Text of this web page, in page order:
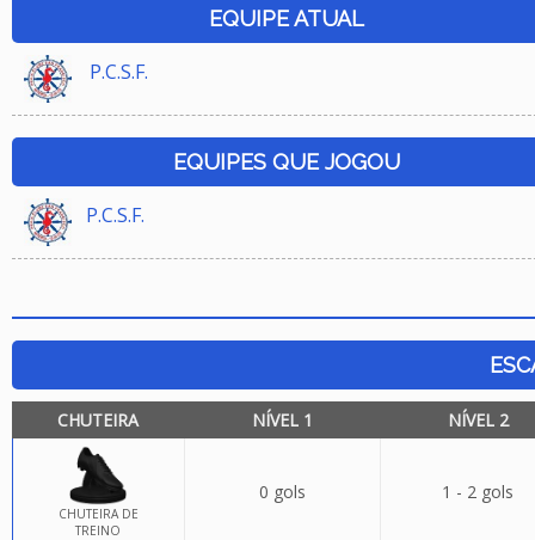
EQUIPE ATUAL
P.C.S.F.
EQUIPES QUE JOGOU
P.C.S.F.
CHUTEIRA NÍVEL 1 NÍVEL 2
CHUTEIRA DE
TREINO
0 gols 1 - 2 gols